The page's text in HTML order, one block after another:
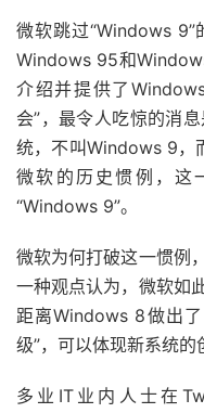
微软跳过“Windows
Windows 95和
介绍并提供了
会”，最令人吃惊的消
统，不叫Windows 9，
微软的历史惯例，这
“Windows 9”。
微软为何打破这一惯例
一种观点认为，微软如
距离Windows 8做出
级”，可以体现新系统的
多业IT业内人士在